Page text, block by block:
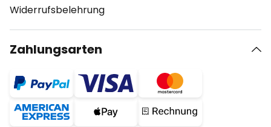
Widerrufsbelehrung
Zahlungsarten